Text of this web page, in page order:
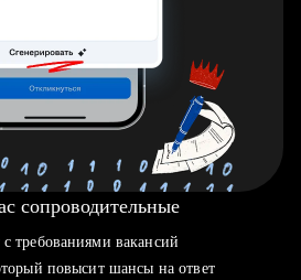
сопроводительные
требованиями вакансий
повысит шансы на ответ